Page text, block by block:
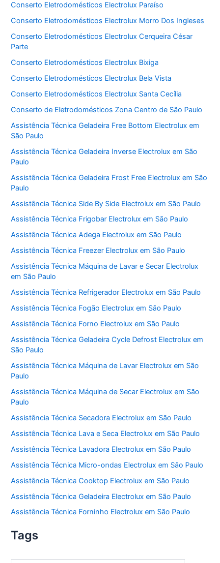
Conserto Eletrodomésticos Electrolux Paraíso
Conserto Eletrodomésticos Electrolux Morro Dos Ingleses
Conserto Eletrodomésticos Electrolux Cerqueira César
Parte
Conserto Eletrodomésticos Electrolux Bixiga
Conserto Eletrodomésticos Electrolux Bela Vista
Conserto Eletrodomésticos Electrolux Santa Cecília
Conserto de Eletrodomésticos Zona Centro de São Paulo
Assistência Técnica Geladeira Free Bottom Electrolux em
São Paulo
Assistência Técnica Geladeira Inverse Electrolux em São
Paulo
Assistência Técnica Geladeira Frost Free Electrolux em São
Paulo
Assistência Técnica Side By Side Electrolux em São Paulo
Assistência Técnica Frigobar Electrolux em São Paulo
Assistência Técnica Adega Electrolux em São Paulo
Assistência Técnica Freezer Electrolux em São Paulo
Assistência Técnica Máquina de Lavar e Secar Electrolux
em São Paulo
Assistência Técnica Refrigerador Electrolux em São Paulo
Assistência Técnica Fogão Electrolux em São Paulo
Assistência Técnica Forno Electrolux em São Paulo
Assistência Técnica Geladeira Cycle Defrost Electrolux em
São Paulo
Assistência Técnica Máquina de Lavar Electrolux em São
Paulo
Assistência Técnica Máquina de Secar Electrolux em São
Paulo
Assistência Técnica Secadora Electrolux em São Paulo
Assistência Técnica Lava e Seca Electrolux em São Paulo
Assistência Técnica Lavadora Electrolux em São Paulo
Assistência Técnica Micro-ondas Electrolux em São Paulo
Assistência Técnica Cooktop Electrolux em São Paulo
Assistência Técnica Geladeira Electrolux em São Paulo
Assistência Técnica Forninho Electrolux em São Paulo
Tags